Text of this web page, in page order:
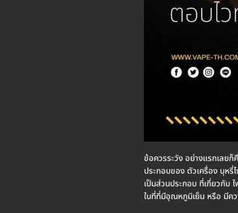
ข้อควรระวัง อย่างแรกเลยก็
ประกอบของ ตัวเครื่อง บุหรี่
เป็นส่วนประกอบ ที่เกี่ยวกับ
ในที่ที่มีอุณหภูมิเย็น หรือ มีคว